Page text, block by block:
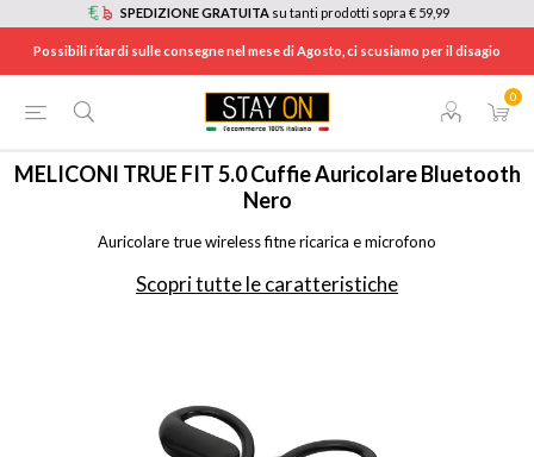
SPEDIZIONE GRATUITA su tanti prodotti sopra € 59,99
Possibili ritardi sulle consegne nel mese di Agosto, ci scusiamo per il disagio
0
CUFFIE E AURICOLARI 497349
MELICONI TRUE FIT 5.0 Cuffie Auricolare Bluetooth
Nero
Auricolare true wireless fitne ricarica e microfono
Scopri tutte le caratteristiche